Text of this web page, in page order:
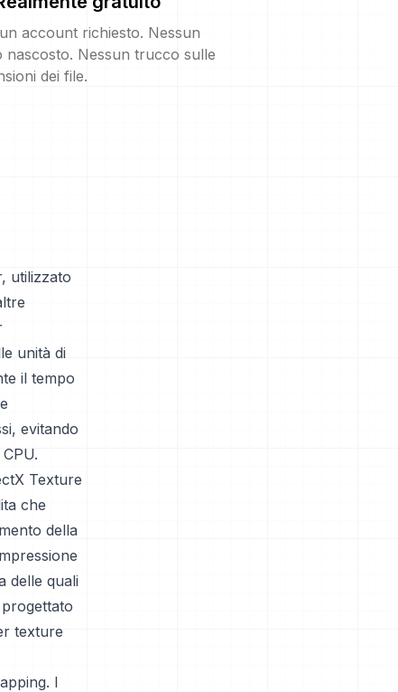
account richiesto. Nessun
nascosto. Nessun trucco sulle
dei file.
utilizzato
unità di
il tempo
evitando
Texture
che
della
delle quali
texture
I